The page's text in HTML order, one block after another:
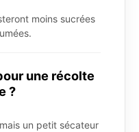
moins sucrées
une récolte
?
un petit sécateur